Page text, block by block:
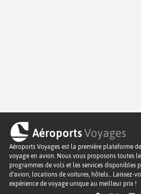
AéroportsVoyages
Aéroports Voyages est la première plateforme
voyage en avion. Nous vous proposons toutes
programmes de vols et les services disponibles
d'avion, locations de voitures, hôtels... Laissez-
expérience de voyage unique au meilleur prix !